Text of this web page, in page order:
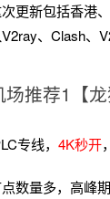
更新包括香港
V2ray、Clash、
场推荐1【龙
专线，4K秒开
数量多，高峰